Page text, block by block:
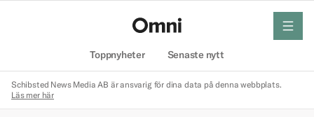
Toppnyheter Senaste nytt
meny
Schibsted News Media AB är ansvarig för dina data på denna webbplats.
Läs mer här